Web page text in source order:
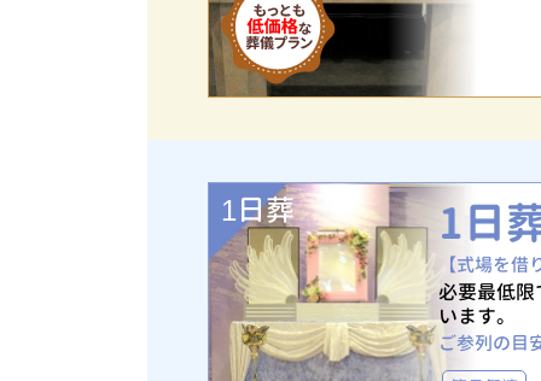
1日葬 1日
【式場を
必要最低
います。
ご参列の目